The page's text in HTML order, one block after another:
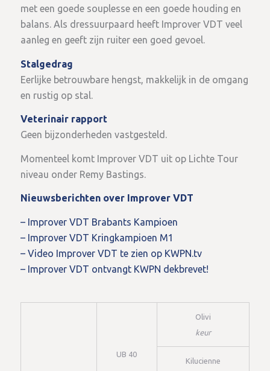
met een goede souplesse en een goede houding en
balans. Als dressuurpaard heeft Improver VDT veel
aanleg en geeft zijn ruiter een goed gevoel.
Stalgedrag
Eerlijke betrouwbare hengst, makkelijk in de omgang
en rustig op stal.
Veterinair rapport
Geen bijzonderheden vastgesteld.
Momenteel komt Improver VDT uit op Lichte Tour
niveau onder Remy Bastings.
Nieuwsberichten over Improver VDT
– Improver VDT Brabants Kampioen
– Improver VDT Kringkampioen M1
– Video Improver VDT te zien op KWPN.tv
– Improver VDT ontvangt KWPN dekbrevet!
UB 40
Olivi
keur
Kilucienne